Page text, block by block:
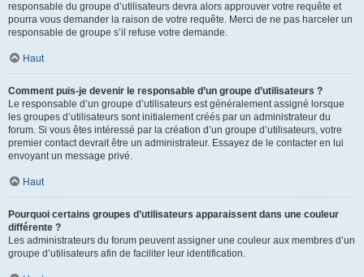
responsable du groupe d’utilisateurs devra alors approuver votre requête et
pourra vous demander la raison de votre requête. Merci de ne pas harceler un
responsable de groupe s’il refuse votre demande.
Haut
Comment puis-je devenir le responsable d’un groupe d’utilisateurs ?
Le responsable d’un groupe d’utilisateurs est généralement assigné lorsque
les groupes d’utilisateurs sont initialement créés par un administrateur du
forum. Si vous êtes intéressé par la création d’un groupe d’utilisateurs, votre
premier contact devrait être un administrateur. Essayez de le contacter en lui
envoyant un message privé.
Haut
Pourquoi certains groupes d’utilisateurs apparaissent dans une couleur
différente ?
Les administrateurs du forum peuvent assigner une couleur aux membres d’un
groupe d’utilisateurs afin de faciliter leur identification.